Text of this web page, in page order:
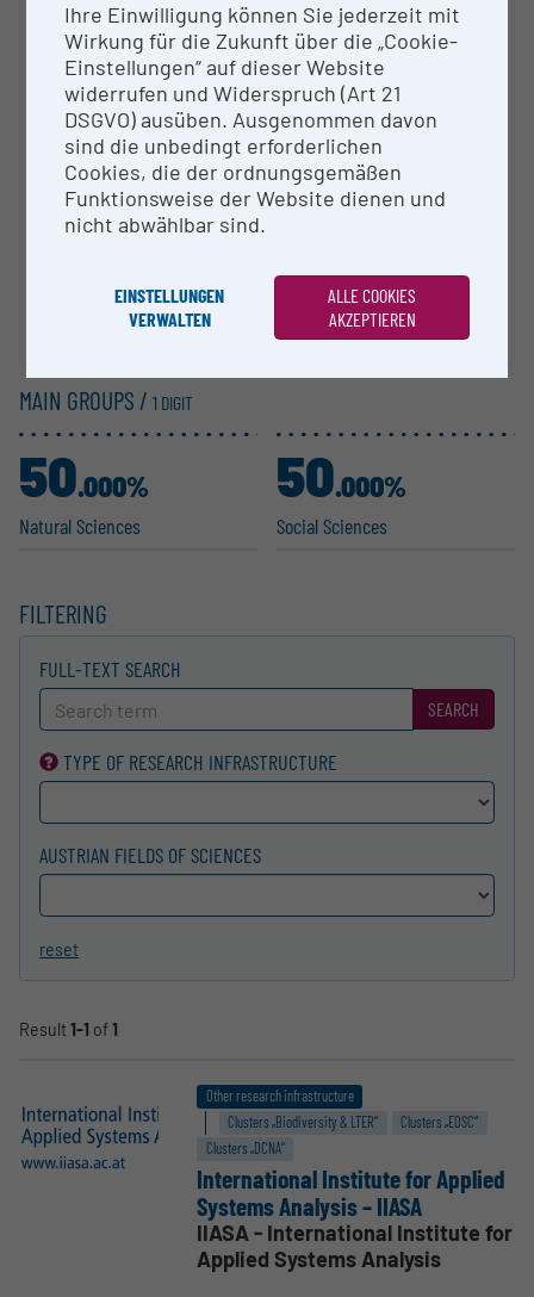
Your data protection settings prevent
displaying the chart.
Edit data protection settings
MAIN GROUPS / 1 DIGIT
Natural Sciences
50.000%
Social Sciences
50.000%
FILTERING
FULL-TEXT SEARCH
SEARCH
TYPE OF RESEARCH INFRA­STRUCTURE
AUSTRIAN FIELDS OF SCIENCES
reset
Result1-1 of1
Other research infrastructure
Clusters „Biodiversity & LTER“
Clusters „EOSC“
Clusters „DCNA“
Inter­na­tional Institute for Applied
Systems Analysis – IIASA
IIASA - International Institute for
Applied Systems Analysis
Ihre Einwilligung können Sie jederzeit mit
Wirkung für die Zukunft über die „Cookie-
Einstellungen“ auf dieser Website
widerrufen und Widerspruch (Art 21
DSGVO) ausüben. Ausgenommen davon
sind die unbedingt erforderlichen
Cookies, die der ordnungsgemäßen
Funktionsweise der Website dienen und
nicht abwählbar sind.
EINSTELLUNGEN
VERWALTEN
ALLE COOKIES
AKZEPTIEREN